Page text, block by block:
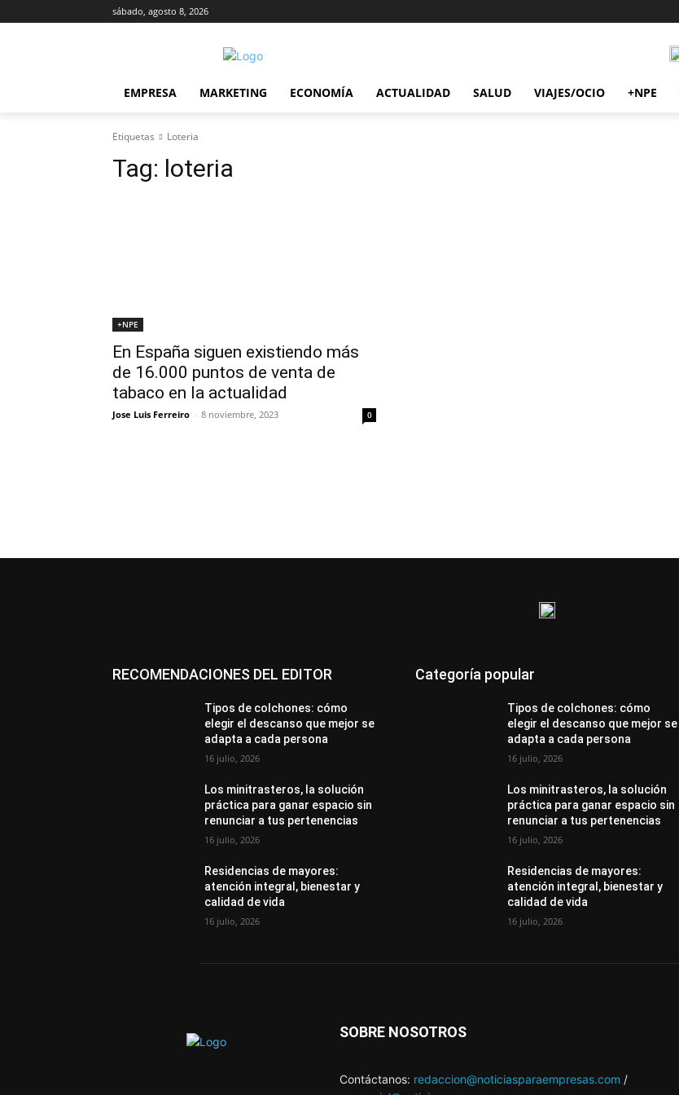
sábado, agosto 8, 2026
EMPRESA MARKETING ECONOMÍA ACTUALIDAD SALUD VIAJES/OCIO +NPE
Etiquetas Loteria
Tag: loteria
+NPE
En España siguen existiendo más
de 16.000 puntos de venta de
tabaco en la actualidad
Jose Luis Ferreiro - 8 noviembre, 2023 0
RECOMENDACIONES DEL EDITOR
Tipos de colchones: cómo
elegir el descanso que mejor se
adapta a cada persona
16 julio, 2026
Los minitrasteros, la solución
práctica para ganar espacio sin
renunciar a tus pertenencias
16 julio, 2026
Residencias de mayores:
atención integral, bienestar y
calidad de vida
16 julio, 2026
Categoría popular
Tipos de colchones: cómo
elegir el descanso que mejor se
adapta a cada persona
16 julio, 2026
Los minitrasteros, la solución
práctica para ganar espacio sin
renunciar a tus pertenencias
16 julio, 2026
Residencias de mayores:
atención integral, bienestar y
calidad de vida
16 julio, 2026
SOBRE NOSOTROS
Contáctanos: redaccion@noticiasparaempresas.com /